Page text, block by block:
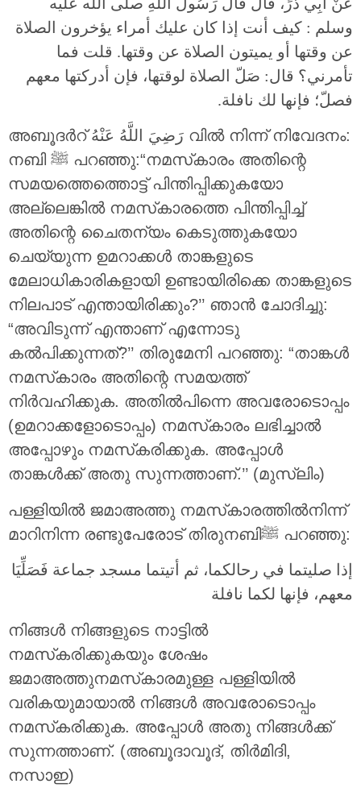
وسلم : كيف أنت إذا كان عليك أمراء يؤخرون الصلاة
عن وقتها أو يميتون الصلاة عن وقتها. قلت فما
تأمرني؟ قال: صَلّ الصلاة لوقتها، فإن أدركتها معهم
فصلّ؛ فإنها لك نافلة.
അബൂദര്‍റ് رَضِيَ اللَّهُ عَنْهُ വിൽ നിന്ന് നിവേദനം:
നബി ﷺ പറഞ്ഞു:“നമസ്‌കാരം അതിന്റെ
സമയത്തെത്തൊട്ട് പിന്തിപ്പിക്കുകയോ
അല്ലെങ്കിൽ നമസ്‌കാരത്തെ പിന്തിപ്പിച്ച്
അതിന്റെ ചൈതന്യം കെടുത്തുകയോ
ചെയ്യുന്ന ഉമറാക്കൾ താങ്കളുടെ
മേലാധികാരികളായി ഉണ്ടായിരിക്കെ താങ്കളുടെ
നിലപാട് എന്തായിരിക്കും?’’ ഞാൻ ചോദിച്ചു:
“അവിടുന്ന് എന്താണ് എന്നോടു
കൽപിക്കുന്നത്?’’ തിരുമേനി പറഞ്ഞു: “താങ്കൾ
നമസ്‌കാരം അതിന്റെ സമയത്ത്
നിർവഹിക്കുക. അതിൽപിന്നെ അവരോടൊപ്പം
(ഉമറാക്കളോടൊപ്പം) നമസ്‌കാരം ലഭിച്ചാൽ
അപ്പോഴും നമസ്‌കരിക്കുക. അപ്പോൾ
താങ്കൾക്ക് അതു സുന്നത്താണ്.’’ (മുസ്ലിം)
പള്ളിയിൽ ജമാഅത്തു നമസ്‌കാരത്തിൽനിന്ന്
മാറിനിന്ന രണ്ടുപേരോട് തിരുനബിﷺ പറഞ്ഞു:
إذا صليتما في رحالكما، ثم أتيتما مسجد جماعة فَصَلِّيَا
معهم، فإنها لكما نافلة
നിങ്ങൾ നിങ്ങളുടെ നാട്ടിൽ
നമസ്‌കരിക്കുകയും ശേഷം
ജമാഅത്തുനമസ്‌കാരമുള്ള പള്ളിയിൽ
വരികയുമായാൽ നിങ്ങൾ അവരോടൊപ്പം
നമസ്‌കരിക്കുക. അപ്പോൾ അതു നിങ്ങൾക്ക്
സുന്നത്താണ്. (അബൂദാവൂദ്, തിര്‍മിദി,
നസാഇ)